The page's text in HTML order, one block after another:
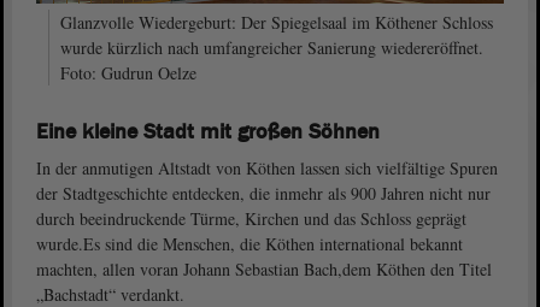
Glanzvolle Wiedergeburt: Der Spiegelsaal im Köthener Schloss
wurde kürzlich nach umfangreicher Sanierung wiedereröffnet.
Foto: Gudrun Oelze
Eine kleine Stadt mit großen Söhnen
In der anmutigen Altstadt von Köthen lassen sich vielfältige Spuren
der Stadtgeschichte entdecken, die inmehr als 900 Jahren nicht nur
durch beeindruckende Türme, Kirchen und das Schloss geprägt
wurde.Es sind die Menschen, die Köthen international bekannt
machten, allen voran Johann Sebastian Bach,dem Köthen den Titel
„Bachstadt“ verdankt.